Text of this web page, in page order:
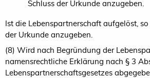
Schluss der Urkunde anzugeben.
Ist die Lebenspartnerschaft aufgelöst,
der Urkunde anzugeben.
(8) Wird nach Begründung der
namensrechtliche Erklärung nach § 3
Lebenspartnerschaftsgesetzes